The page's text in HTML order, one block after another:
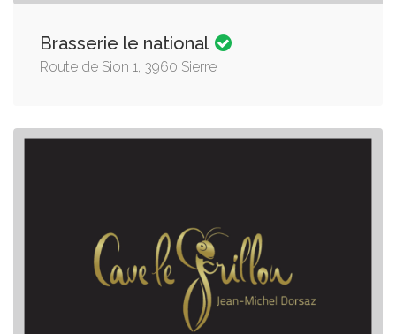
Brasserie le national
Route de Sion 1, 3960 Sierre